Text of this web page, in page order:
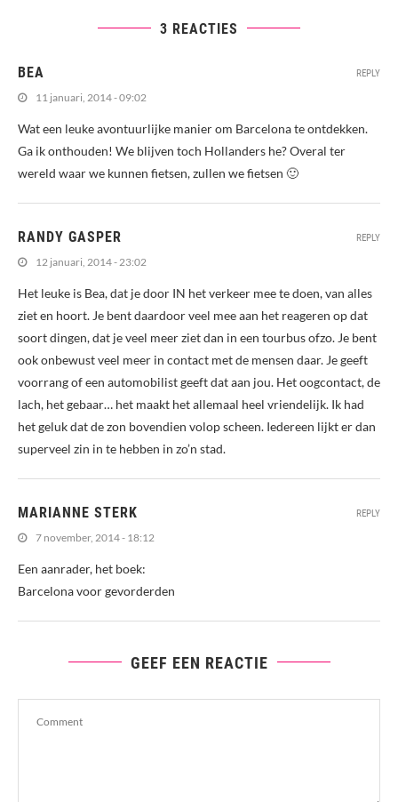
3 REACTIES
BEA
11 januari, 2014 - 09:02
Wat een leuke avontuurlijke manier om Barcelona te ontdekken.
Ga ik onthouden! We blijven toch Hollanders he? Overal ter
wereld waar we kunnen fietsen, zullen we fietsen 🙂
REPLY
RANDY GASPER
12 januari, 2014 - 23:02
Het leuke is Bea, dat je door IN het verkeer mee te doen, van alles
ziet en hoort. Je bent daardoor veel mee aan het reageren op dat
soort dingen, dat je veel meer ziet dan in een tourbus ofzo. Je bent
ook onbewust veel meer in contact met de mensen daar. Je geeft
voorrang of een automobilist geeft dat aan jou. Het oogcontact, de
lach, het gebaar… het maakt het allemaal heel vriendelijk. Ik had
het geluk dat de zon bovendien volop scheen. Iedereen lijkt er dan
superveel zin in te hebben in zo’n stad.
REPLY
MARIANNE STERK
7 november, 2014 - 18:12
Een aanrader, het boek:
Barcelona voor gevorderden
REPLY
GEEF EEN REACTIE